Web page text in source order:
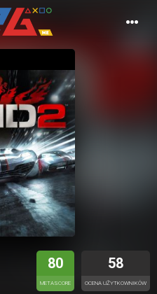
80
METASCORE
58
OCENA UŻYTKOWNIKÓW